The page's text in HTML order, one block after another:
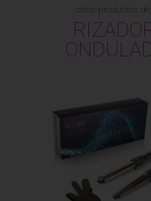
otros productos de